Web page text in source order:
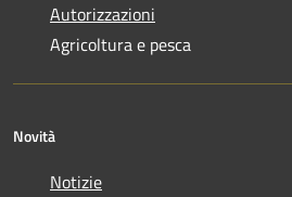
Autorizzazioni
Agricoltura e pesca
Novità
Notizie